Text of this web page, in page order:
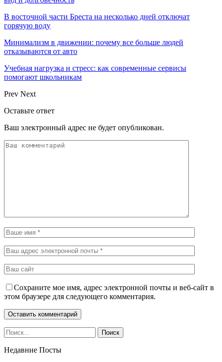
В восточной части Бреста на несколько дней отключат
горячую воду
Минимализм в движении: почему все больше людей
отказываются от авто
Учебная нагрузка и стресс: как современные сервисы
помогают школьникам
Prev Next
Оставьте ответ
Ваш электронный адрес не будет опубликован.
Сохраните мое имя, адрес электронной почты и веб-сайт в
этом браузере для следующего комментария.
Недавние Посты